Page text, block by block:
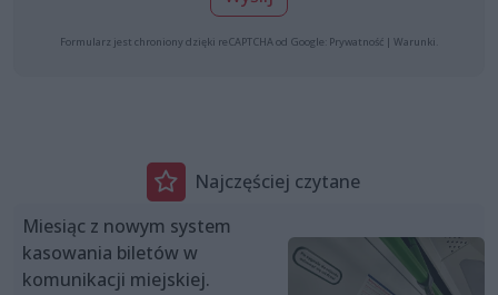
Formularz jest chroniony dzięki reCAPTCHA od Google: Prywatność | Warunki
Najczęściej czytane
Miesiąc z nowym system
kasowania biletów w
komunikacji miejskiej.